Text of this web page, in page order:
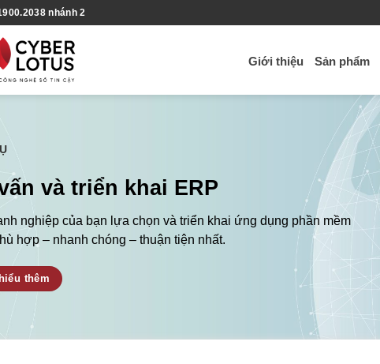
nhánh 2
Giới thiệu Sản phẩm
và triển khai ERP
nghiệp của bạn lựa chọn và triển khai ứng dụng phần mềm
hợp – nhanh chóng – thuận tiện nhất.
thêm